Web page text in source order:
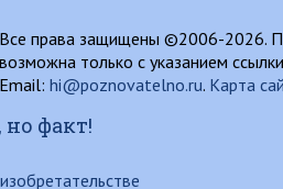
Все права защищены ©2006-2026.
возможна только с указанием
Email: hi@poznovatelno.ru. Карта
факт!